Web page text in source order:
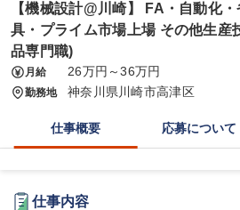
【機械設計@川崎】 FA・自動化
具・プライム市場上場 その他生産
品専門職)
月給 26万円～36万円
勤務地 神奈川県川崎市高津区
仕事概要 応募について
仕事内容